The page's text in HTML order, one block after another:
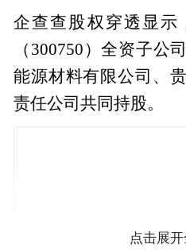
企查查股权穿透显示
（300750）全资子公
能源材料有限公司、
责任公司共同持股。
点击展